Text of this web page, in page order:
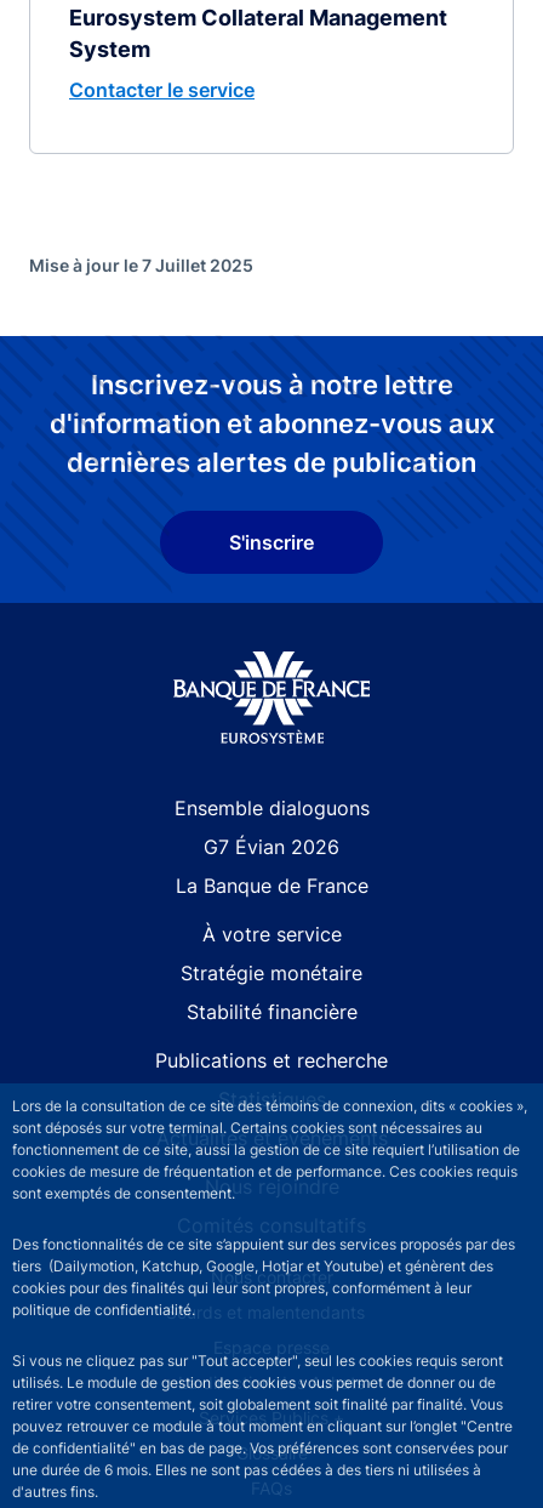
Lors de la consultation de ce site des témoins de connexion, dits « cookies »,
sont déposés sur votre terminal. Certains cookies sont nécessaires au
fonctionnement de ce site, aussi la gestion de ce site requiert l’utilisation de
cookies de mesure de fréquentation et de performance. Ces cookies requis
sont exemptés de consentement.
Des fonctionnalités de ce site s’appuient sur des services proposés par des
tiers (Dailymotion, Katchup, Google, Hotjar et Youtube) et génèrent des
cookies pour des finalités qui leur sont propres, conformément à leur
politique de confidentialité.
Si vous ne cliquez pas sur "Tout accepter", seul les cookies requis seront
utilisés. Le module de gestion des cookies vous permet de donner ou de
retirer votre consentement, soit globalement soit finalité par finalité. Vous
pouvez retrouver ce module à tout moment en cliquant sur l’onglet "Centre
de confidentialité" en bas de page. Vos préférences sont conservées pour
une durée de 6 mois. Elles ne sont pas cédées à des tiers ni utilisées à
d'autres fins.
Eurosystem Collateral Management
System
Contacter le service
Mise à jour le 7 Juillet 2025
Inscrivez-vous à notre lettre
d'information et abonnez-vous aux
dernières alertes de publication
S'inscrire
Ensemble dialoguons
G7 Évian 2026
La Banque de France
À votre service
Stratégie monétaire
Stabilité financière
Publications et recherche
Statistiques
Actualités et événements
Nous rejoindre
Comités consultatifs
Footer secondary menuNous contacter
Sourds et malentendants
Espace presse
La direction des Achats
Services Publics +
Glossaire
FAQs